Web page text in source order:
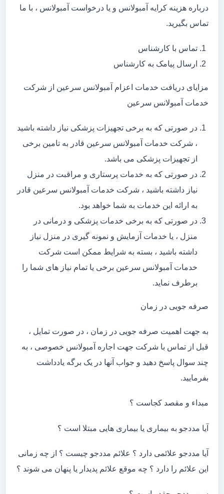
درباره هزینه کرایه آمبولانس و یا درخواست آمبولانس ، با ما
تماس بگیرید.
تماس با کارشناس
ارسال پیامک به کارشناس
مزایای دریافت خدمات اعزام آمبولانس سرعین از شرکت
خدمات آمبولانس سرعین
در صورتی که به برخی تجهیزات پزشکی نیاز داشته باشید
، شرکت خدمات آمبولانس سرعین قادر به تامین برخی
از تجهیزات پزشکی می باشد.
در صورتی که به خدمات پرستاری و مراقبت در منزل
نیاز داشته باشید ، شرکت خدمات آمبولانس سرعین قادر
به ارائه این خدمات به شما خواهد بود.
در صورتی که به برخی خدمات پزشکی و درمانی در
منزل ، یا خدمات آزمایش و نمونه گیری در منزل نیاز
داشته باشید ، بسته به شرایط ممکن است شرکت
خدمات آمبولانس سرعین برخی یا تمام نیاز های شما را
برطرف نماید.
صرفه جویی در زمان
به جهت اهمیت صرفه جویی در زمان ، در صورت تمایل ،
قبل از تماس با شرکت جهت اجاره آمبولانس خصوصی ، به
چند سوال پاسخ دهید و جواب آنها در یک برگه یادداشت
بفرمایید.
مبداء و مقصد کجاست ؟
آیا مددجو به بیماری یا بیماری هایی مبتلا است ؟
آیا مددجو علائمی دارد ؟ علائم مددجو چیست ؟ از چه زمانی
این علائم را دارد ؟ چه موقع علائم پدیدار یا پنهان می شوند ؟